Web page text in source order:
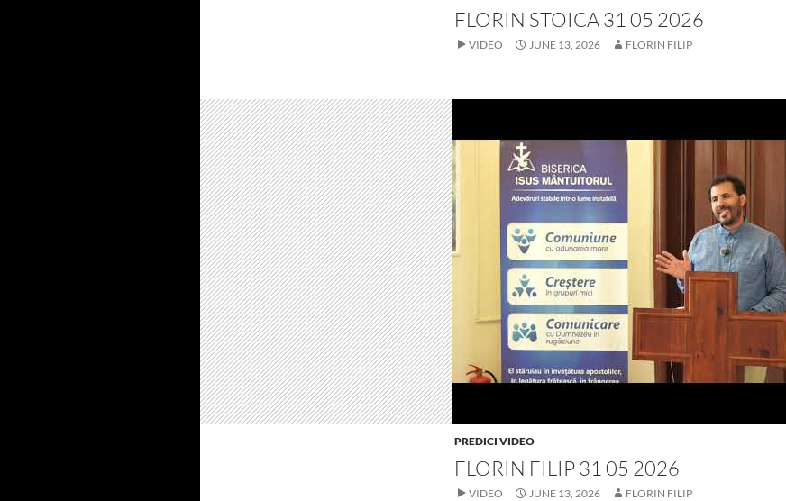
FLORIN STOICA 31 05 2026
VIDEO JUNE 13, 2026 FLORIN FILIP
PREDICI VIDEO
FLORIN FILIP 31 05 2026
VIDEO JUNE 13, 2026 FLORIN FILIP